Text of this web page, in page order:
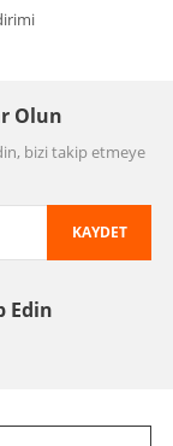
Olun
bizi takip etmeye
KAYDET
Edin